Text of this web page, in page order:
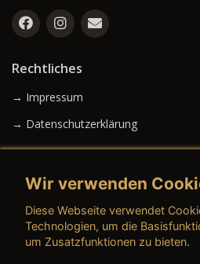
Rechtliches
→ Impressum
→ Datenschutzerklärung
→ AGB (Gebrauchtwagen)
Wir verwenden
Diese Webseite verwendet
Technologien, um die
um Zusatzfunktionen zu bieten.